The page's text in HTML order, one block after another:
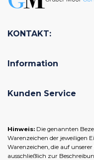
KONTAKT:
Information
Kunden Service
Hinweis: Die genannten
Warenzeichen der jeweiligen
Warenzeichen, die auf
ausschließlich zur